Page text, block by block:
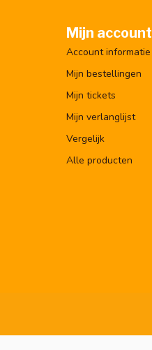
Mijn account
Account informatie
Mijn bestellingen
Mijn tickets
Mijn verlanglijst
Vergelijk
Alle producten